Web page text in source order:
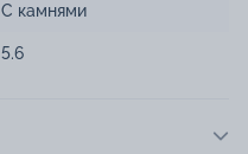
С камнями
5.6